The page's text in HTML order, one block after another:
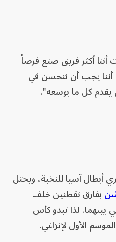
أكثر فريق صنع فرصاً
أننا يجب أن نتحسن في
يقدم كل ما بوسعه".
أبطال آسيا للنخبة، ويحتل
بفارق نقطتين خلف
بينهما، لذا تبدو كأس
الأول لإنزاغي.